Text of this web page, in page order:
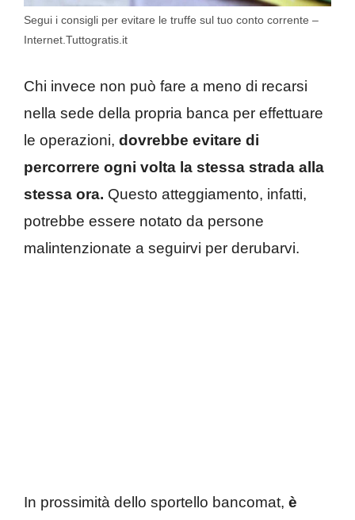
Segui i consigli per evitare le truffe sul tuo conto corrente –
Internet.Tuttogratis.it
Chi invece non può fare a meno di recarsi
nella sede della propria banca per effettuare
le operazioni, dovrebbe evitare di
percorrere ogni volta la stessa strada alla
stessa ora. Questo atteggiamento, infatti,
potrebbe essere notato da persone
malintenzionate a seguirvi per derubarvi.
In prossimità dello sportello bancomat, è